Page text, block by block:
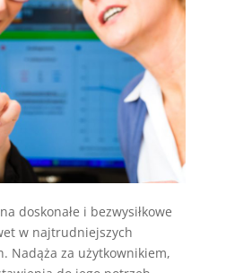
doskonałe i bezwysiłkowe
w najtrudniejszych
Nadąża za użytkownikiem,